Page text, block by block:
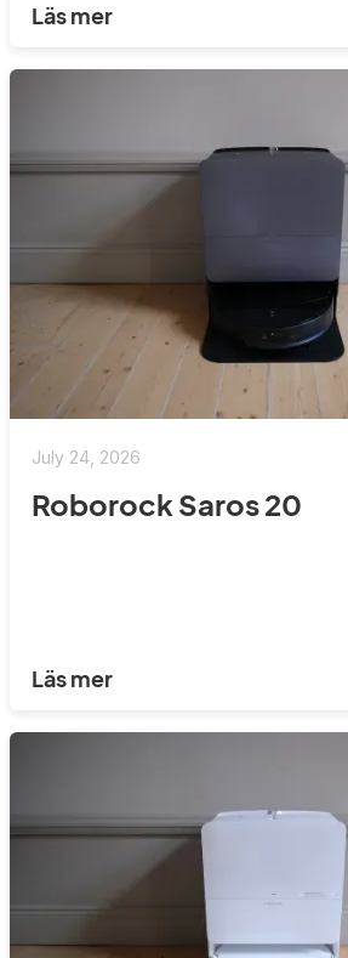
Läs mer
July 24, 2026
Roborock Saros 20
Läs mer